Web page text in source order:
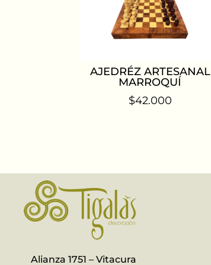
AJEDRÉZ ARTESANAL
MARROQUÍ
$42.000
Alianza 1751 – Vitacura